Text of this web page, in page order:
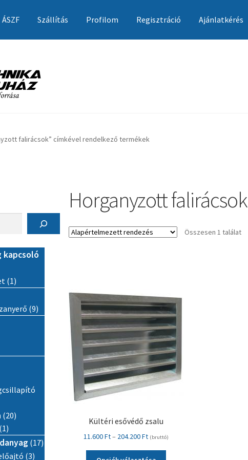
ÁSZF Szállítás Profilom Regisztráció Ajánlatkérés
falirácsok” címkével rendelkező termékek
Horganyzott falirácsok
Összesen 1 találat
Kültéri esővédő zsalu
11.600Ft– 204.200FtÁrtartomány:
(bruttó)
kapcsoló
11 termék
99 termék
2020 termék
11 termék
1717 termék
33 termék